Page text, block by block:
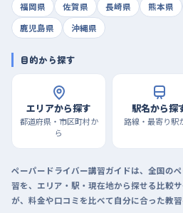
福岡県
佐賀県 長崎県 熊本県
鹿児島県
沖縄県
目的から探す
エリアから探す
都道府県・市区町村か
ら
駅名から探
路線・最寄り駅
ペーパードライバー講習ガイドは、全国の
習を、エリア・駅・現在地から探せる比較
が、料金や口コミを比べて自分に合った教習